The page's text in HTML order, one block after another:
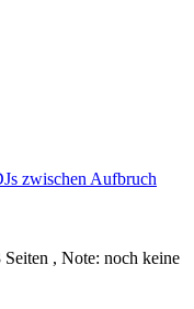
zwischen Aufbruch
, Note: noch keine